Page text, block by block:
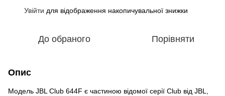
Увійти для відображення накопичувальної знижки
До обраного Порівняти
Опис
Модель JBL Club 644F є частиною відомої серії Club від JBL,